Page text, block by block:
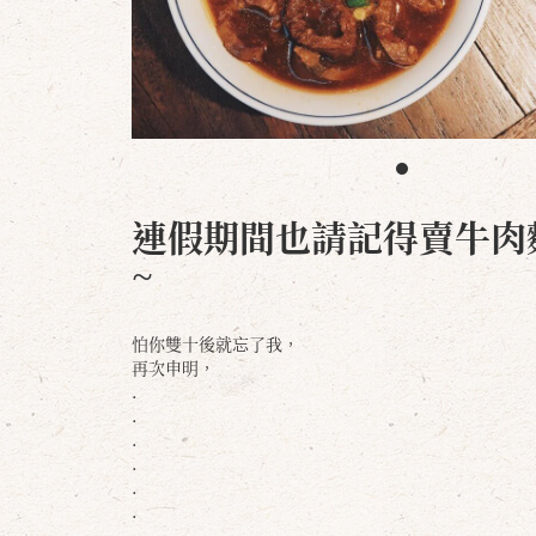
連假期間也請記得賣牛
~
怕你雙十後就忘了我，
再次申明，
.
.
.
.
.
.